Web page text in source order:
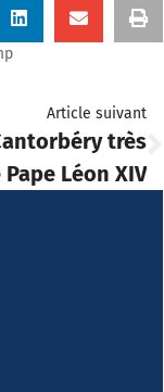
Article suivant
très
Léon XIV